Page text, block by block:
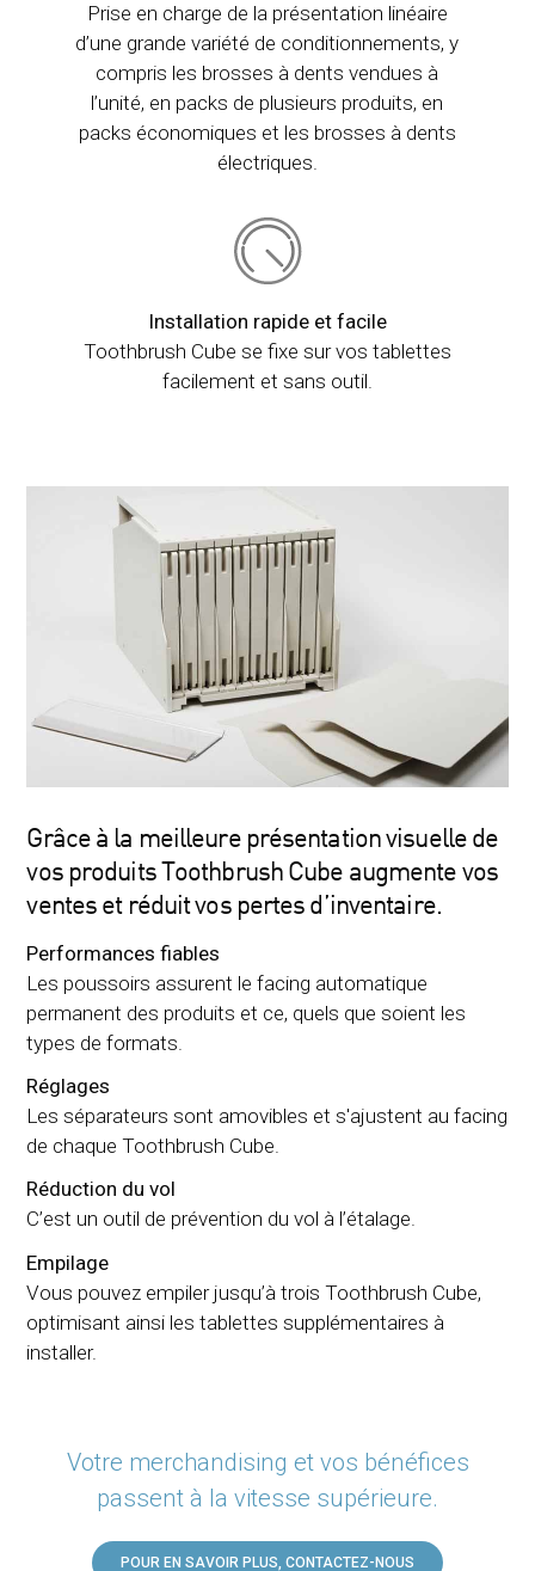
Prise en charge de la présentation linéaire
d’une grande variété de conditionnements, y
compris les brosses à dents vendues à
l’unité, en packs de plusieurs produits, en
packs économiques et les brosses à dents
électriques.
Installation rapide et facile
Toothbrush Cube se fixe sur vos tablettes
facilement et sans outil.
Grâce à la meilleure présentation visuelle de
vos produits Toothbrush Cube augmente vos
ventes et réduit vos pertes d’inventaire.
Performances fiables
Les poussoirs assurent le facing automatique
permanent des produits et ce, quels que soient les
types de formats.
Réglages
Les séparateurs sont amovibles et s'ajustent au facing
de chaque Toothbrush Cube.
Réduction du vol
C’est un outil de prévention du vol à l’étalage.
Empilage
Vous pouvez empiler jusqu’à trois Toothbrush Cube,
optimisant ainsi les tablettes supplémentaires à
installer.
Votre merchandising et vos bénéfices
passent à la vitesse supérieure.
POUR EN SAVOIR PLUS, CONTACTEZ-NOUS